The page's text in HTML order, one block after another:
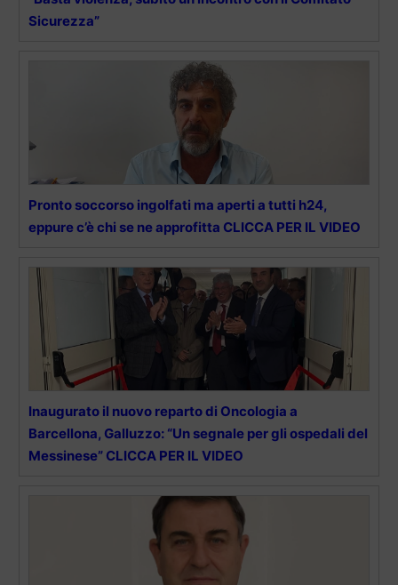
Sicurezza”
Pronto soccorso ingolfati ma aperti a tutti h24,
eppure c’è chi se ne approfitta CLICCA PER IL VIDEO
Inaugurato il nuovo reparto di Oncologia a
Barcellona, Galluzzo: “Un segnale per gli ospedali del
Messinese” CLICCA PER IL VIDEO